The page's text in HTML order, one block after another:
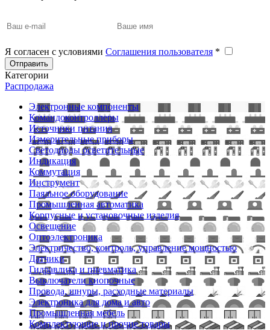
Я согласен с условиями Соглашения пользователя *
Отправить
Категории
Распродажа
Электронные компоненты
Командоконтроллеры
Источники питания
Измерительные приборы
Светодиоды осветительные
Индикация
Коммутация
Инструмент
Паяльное оборудование
Промышленная автоматика
Корпусные и установочные изделия
Освещение
Оптоэлектроника
Электричество, контроль, управление мощностью
Датчики
Гидравлика и пневматика
Выключатели кнопочные
Провода, шнуры, расходные материалы
Электроника для дома и авто
Промышленная мебель
Комплектующие и прочие товары